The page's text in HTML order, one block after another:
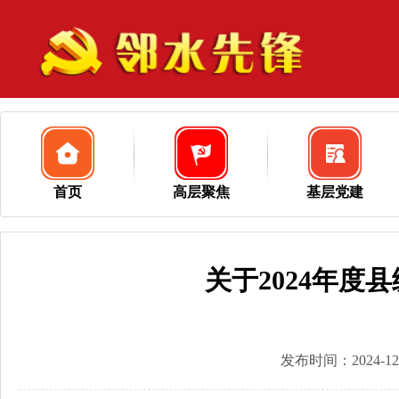
首页 高层聚焦 基层党建
关于2024年度
发布时间：2024-